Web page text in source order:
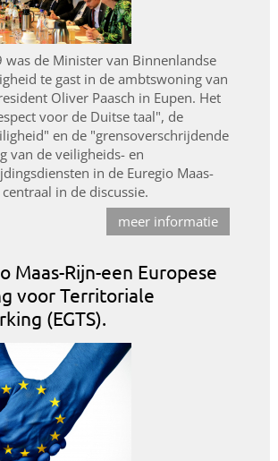
was de Minister van Binnenlandse
te gast in de ambtswoning van
Oliver Paasch in Eupen. Het
voor de Duitse taal", de
en de "grensoverschrijdende
van de veiligheids- en
in de Euregio Maas-
in de discussie.
meer informatie
Maas-Rijn-een Europese
voor Territoriale
(EGTS).